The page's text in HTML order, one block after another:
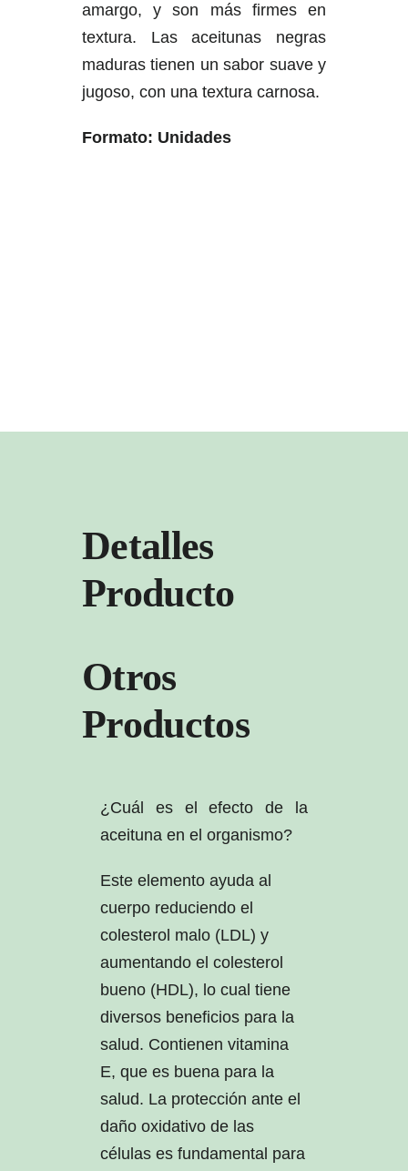
amargo, y son más firmes en
textura. Las aceitunas negras
maduras tienen un sabor suave y
jugoso, con una textura carnosa.
Formato: Unidades
Detalles
Producto
Otros
Productos
¿Cuál es el efecto de la
aceituna en el organismo?
Este elemento ayuda al
cuerpo reduciendo el
colesterol malo (LDL) y
aumentando el colesterol
bueno (HDL), lo cual tiene
diversos beneficios para la
salud. Contienen vitamina
E, que es buena para la
salud. La protección ante el
daño oxidativo de las
células es fundamental para